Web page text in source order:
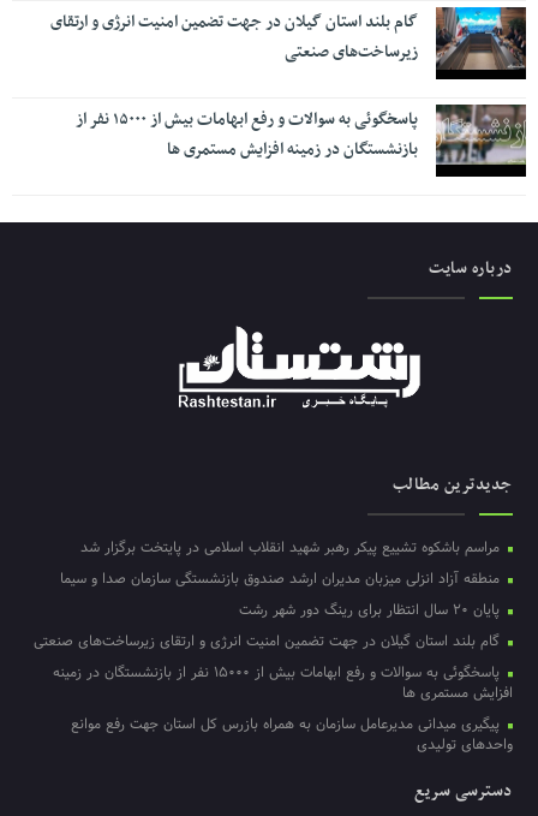
گام بلند استان گیلان در جهت تضمین امنیت انرژی و ارتقای
زیرساخت‌های صنعتی
پاسخگوئی به سوالات و رفع ابهامات بیش از ۱۵۰۰۰ نفر از
بازنشستگان در زمینه افزایش مستمری ها
درباره سایت
جدیدترین مطالب
مراسم باشکوه تشییع پیکر رهبر شهید انقلاب اسلامی در پایتخت برگزار شد
منطقه آزاد انزلی میزبان مدیران ارشد صندوق بازنشستگی سازمان صدا و سیما
پایان ۲۰ سال انتظار برای رینگ دور شهر رشت
گام بلند استان گیلان در جهت تضمین امنیت انرژی و ارتقای زیرساخت‌های صنعتی
پاسخگوئی به سوالات و رفع ابهامات بیش از ۱۵۰۰۰ نفر از بازنشستگان در زمینه
افزایش مستمری ها
پیگیری میدانی مدیرعامل سازمان به همراه بازرس کل استان جهت رفع موانع
واحدهای تولیدی
دسترسی سریع